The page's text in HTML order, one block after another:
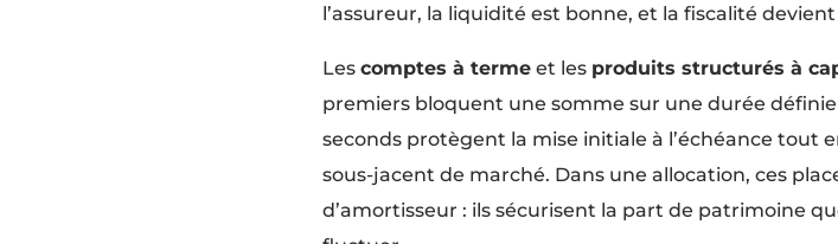
l’assureur, la liquidité est bonne, et la fiscalité
Les comptes à termeet les produits structurés à
premiers bloquent une somme sur une durée
seconds protègent la mise initiale à l’échéance
sous-jacent de marché. Dans une allocation, ces
d’amortisseur : ils sécurisent la part de patrimoine